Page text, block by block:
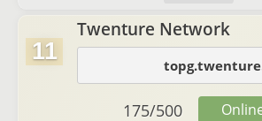
11
Twenture Network
175/500